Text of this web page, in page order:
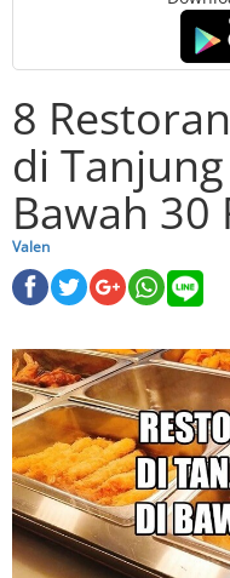
8
di
Bawah 30
Valen